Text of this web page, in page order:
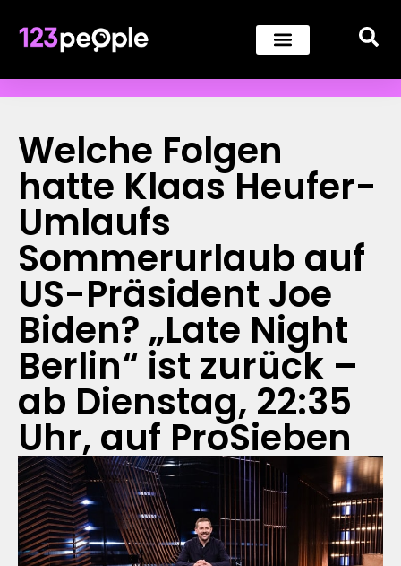
Welche Folgen
hatte Klaas Heufer-
Umlaufs
Sommerurlaub auf
US-Präsident Joe
Biden? „Late Night
Berlin“ ist zurück –
ab Dienstag, 22:35
Uhr, auf ProSieben